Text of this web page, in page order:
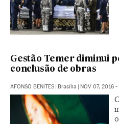
Gestão Temer diminui
conclusão de obras
AFONSO BENITES | Brasília | NOV 07, 2016 -